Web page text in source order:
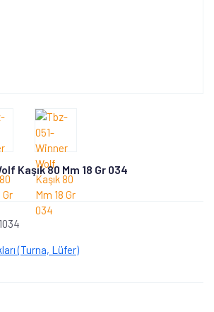
Kaşık 80 Mm 18 Gr 034
(Turna, Lüfer)